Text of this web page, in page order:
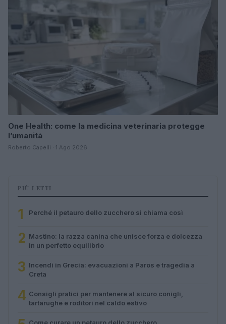
One Health: come la medicina veterinaria protegge
l’umanità
Roberto Capelli · 1 Ago 2026
PIÙ LETTI
1 Perché il petauro dello zucchero si chiama così
2 Mastino: la razza canina che unisce forza e dolcezza
in un perfetto equilibrio
3 Incendi in Grecia: evacuazioni a Paros e tragedia a
Creta
4 Consigli pratici per mantenere al sicuro conigli,
tartarughe e roditori nel caldo estivo
Come curare un petauro dello zucchero